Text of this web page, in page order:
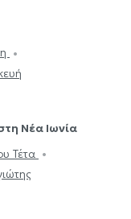
Νέα Ιωνία
Τέτα